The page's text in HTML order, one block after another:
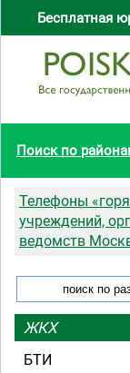
Бесплатная
Поиск по
Телефоны
учреждений,
ведомств
ЖКХ
БТИ